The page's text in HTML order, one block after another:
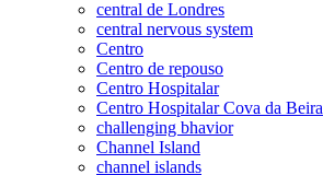
central de Londres
central nervous system
Centro
Centro de repouso
Centro Hospitalar
Centro Hospitalar Cova da Beira
challenging bhavior
Channel Island
channel islands